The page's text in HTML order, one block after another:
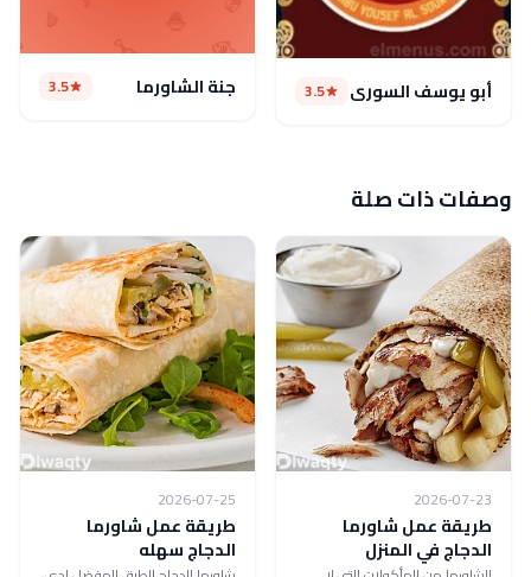
أبو يوسف السورى 3.5 جنة الشاورما 3.5
وصفات ذات صلة
2026-07-23
طريقة عمل شاورما
الدجاج في المنزل
2026-07-25
طريقة عمل شاورما
الدجاج سهله